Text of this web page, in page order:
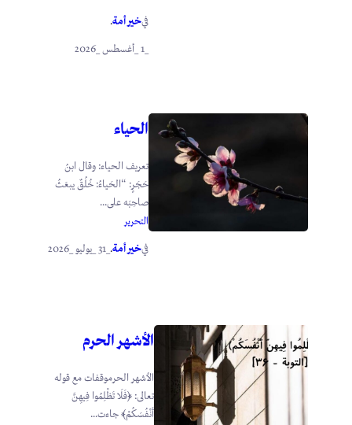
فيخير أمة.
_1 _أغسطس _2026
الحياء
تعريف الحياء: وقال ابنُ
حَجَرٍ: “الحَياءُ: خُلُقٌ يبعَثُ
صاحِبَه على...
التحرير
فيخير أمة.
الأشهر الحرم
الأشهر الحرموقفات مع قوله
تعالى: ﴿فَلَا تَظْلِمُوا فِيهِنَّ
أَنْفُسَكُمْ﴾ جاءت...